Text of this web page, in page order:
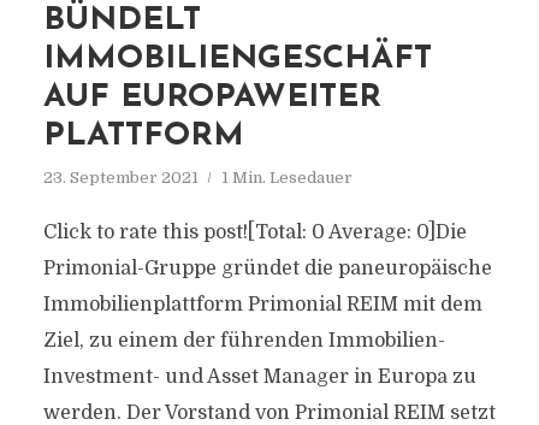
BÜNDELT
IMMOBILIENGESCHÄFT
AUF EUROPAWEITER
PLATTFORM
23. September 2021 1 Min. Lesedauer
Click to rate this post![Total: 0 Average: 0]Die
Primonial-Gruppe gründet die paneuropäische
Immobilienplattform Primonial REIM mit dem
Ziel, zu einem der führenden Immobilien-
Investment- und Asset Manager in Europa zu
werden. Der Vorstand von Primonial REIM setzt